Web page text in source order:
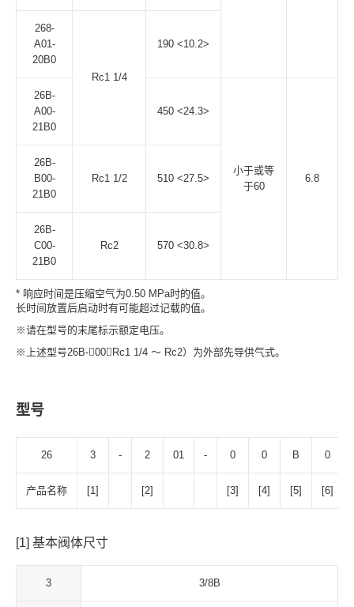
268-
A01-
20B0
Rc1 1/4
190 <10.2>
26B-
A00-
21B0
450 <24.3>
小于或等
于60
6.8
26B-
B00-
21B0
Rc1 1/2 510 <27.5>
26B-
C00-
21B0
Rc2 570 <30.8>
* 响应时间是压缩空气为0.50 MPa时的值。
长时间放置后启动时有可能超过记载的值。
※请在型号的末尾标示额定电压。
※上述型号26B-00（Rc1 1/4 ～ Rc2）为外部先导供气式。
型号
26 3 - 2 01 - 0 0 B 0
产品名称 [1] [2] [3] [4] [5] [6]
[1] 基本阀体尺寸
3 3/8B